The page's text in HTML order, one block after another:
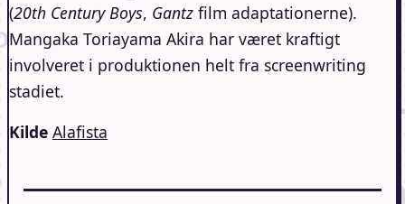
(20th Century Boys, Gantz film adaptationerne).
Mangaka Toriayama Akira har været kraftigt
involveret i produktionen helt fra screenwriting
stadiet.
Kilde Alafista